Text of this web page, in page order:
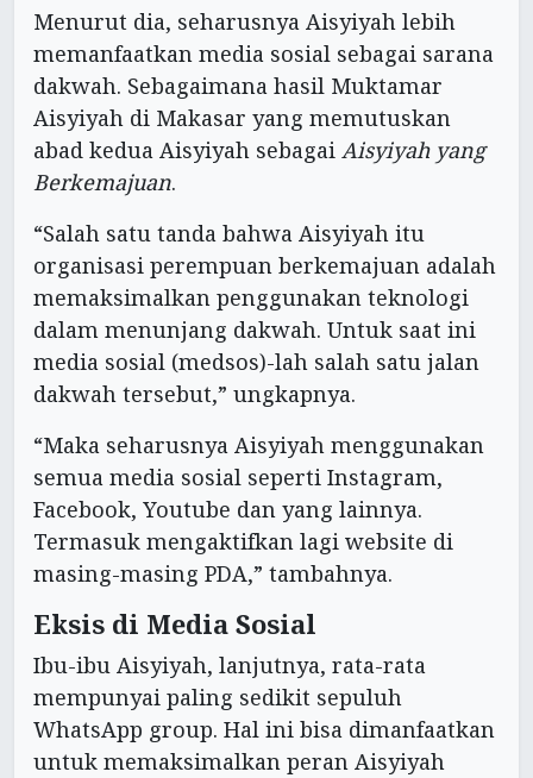
Menurut dia, seharusnya Aisyiyah lebih
memanfaatkan media sosial sebagai sarana
dakwah. Sebagaimana hasil Muktamar
Aisyiyah di Makasar yang memutuskan
abad kedua Aisyiyah sebagai Aisyiyah yang
Berkemajuan.
“Salah satu tanda bahwa Aisyiyah itu
organisasi perempuan berkemajuan adalah
memaksimalkan penggunakan teknologi
dalam menunjang dakwah. Untuk saat ini
media sosial (medsos)-lah salah satu jalan
dakwah tersebut,” ungkapnya.
“Maka seharusnya Aisyiyah menggunakan
semua media sosial seperti Instagram,
Facebook, Youtube dan yang lainnya.
Termasuk mengaktifkan lagi website di
masing-masing PDA,” tambahnya.
Eksis di Media Sosial
Ibu-ibu Aisyiyah, lanjutnya, rata-rata
mempunyai paling sedikit sepuluh
WhatsApp group. Hal ini bisa dimanfaatkan
untuk memaksimalkan peran Aisyiyah